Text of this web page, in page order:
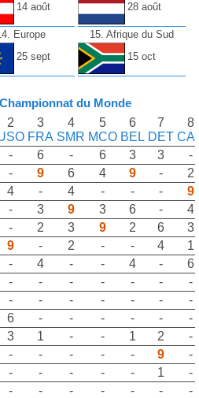
14 août
28 août
Europe
25 sept
15. Afrique du Sud
15 oct
du Monde
2
3
FRA
4
SMR
5
MCO
6
BEL
7
DET
8
- 6 - 6 3 3
-
- 9 6 4 9 -
2
4 - 4 - - -
9
- 3 9 3 6 -
4
- 2 3 9 2 6
3
9 - 2 - - 4
1
- 4 - - 4 -
6
- - - - - -
-
- - - - - -
-
6 - - - - -
-
3 1 - - 1 2
-
- - - - - 9
-
- - - - - 1
-
- - - - - -
-